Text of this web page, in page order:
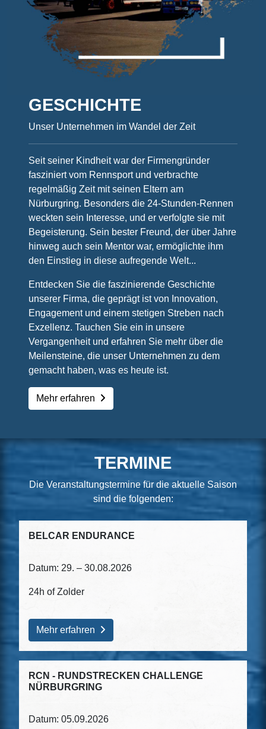
GESCHICHTE
Unser Unternehmen im Wandel der Zeit
Seit seiner Kindheit war der Firmengründer
fasziniert vom Rennsport und verbrachte
regelmäßig Zeit mit seinen Eltern am
Nürburgring. Besonders die 24-Stunden-Rennen
weckten sein Interesse, und er verfolgte sie mit
Begeisterung. Sein bester Freund, der über Jahre
hinweg auch sein Mentor war, ermöglichte ihm
den Einstieg in diese aufregende Welt...
Entdecken Sie die faszinierende Geschichte
unserer Firma, die geprägt ist von Innovation,
Engagement und einem stetigen Streben nach
Exzellenz. Tauchen Sie ein in unsere
Vergangenheit und erfahren Sie mehr über die
Meilensteine, die unser Unternehmen zu dem
gemacht haben, was es heute ist.
Mehr erfahren
TERMINE
Die Veranstaltungstermine für die aktuelle Saison
sind die folgenden:
BELCAR ENDURANCE
Datum: 29. – 30.08.2026
24h of Zolder
Mehr erfahren
RCN - RUNDSTRECKEN CHALLENGE
NÜRBURGRING
Datum: 05.09.2026